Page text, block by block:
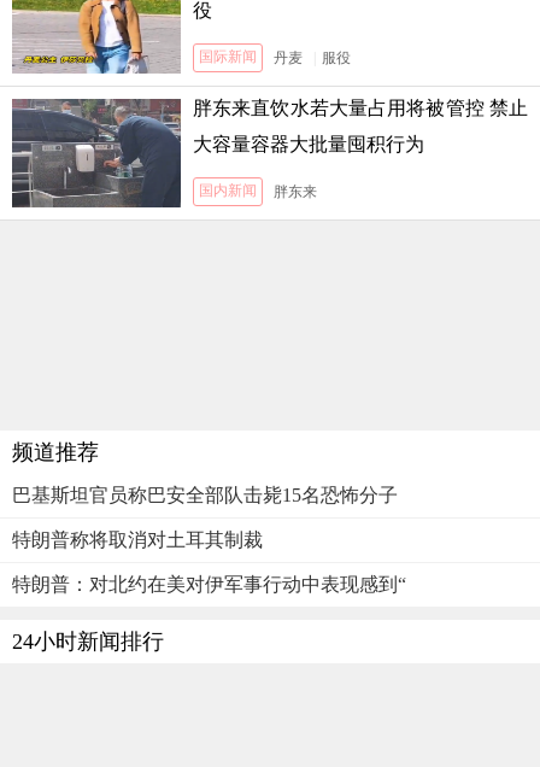
役
国际新闻 丹麦 服役
胖东来直饮水若大量占用将被管控 禁止
大容量容器大批量囤积行为
国内新闻 胖东来
频道推荐
巴基斯坦官员称巴安全部队击毙15名恐怖分子
特朗普称将取消对土耳其制裁
特朗普：对北约在美对伊军事行动中表现感到“
24小时新闻排行